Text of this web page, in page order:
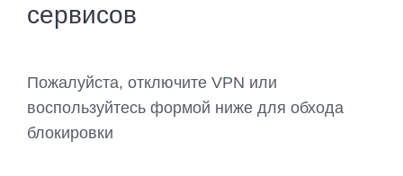
сервисов
Пожалуйста, отключите VPN или
воспользуйтесь формой ниже для обхода
блокировки